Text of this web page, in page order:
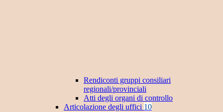
Rendiconti gruppi consiliari
regionali/provinciali
Atti degli organi di controllo
Articolazione degli uffici 10